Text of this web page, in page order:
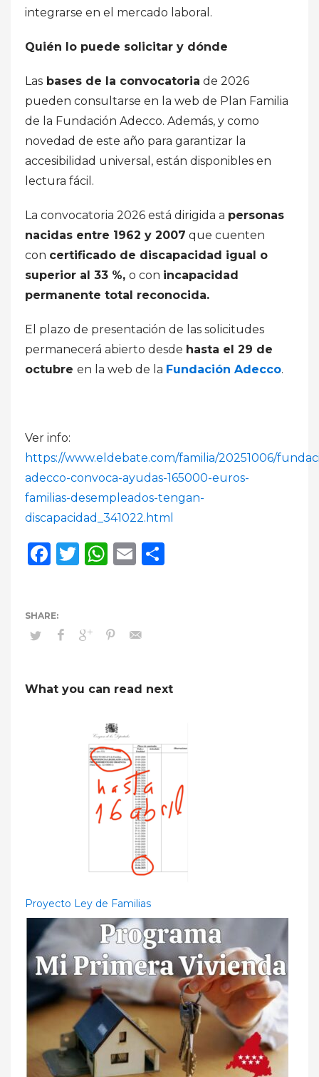
integrarse en el mercado laboral.
Quién lo puede solicitar y dónde
Las bases de la convocatoria de 2026
pueden consultarse en la web de Plan Familia
de la Fundación Adecco. Además, y como
novedad de este año para garantizar la
accesibilidad universal, están disponibles en
lectura fácil.
La convocatoria 2026 está dirigida a personas
nacidas entre 1962 y 2007 que cuenten
con certificado de discapacidad igual o
superior al 33 %, o con incapacidad
permanente total reconocida.
El plazo de presentación de las solicitudes
permanecerá abierto desde hasta el 29 de
octubre en la web de la Fundación Adecco.
Ver info:
https://www.eldebate.com/familia/20251006/
adecco-convoca-ayudas-165000-euros-
familias-desempleados-tengan-
discapacidad_341022.html
Facebook
Twitter
WhatsApp
Email
What you can read next
Proyecto Ley de Familias